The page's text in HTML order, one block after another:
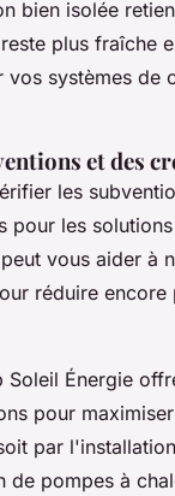
bien isolée
plus fraîche
vos systèmes de
et des
les
pour les
vous aider à
réduire encore
Soleil Énergie
pour
par
de pompes à